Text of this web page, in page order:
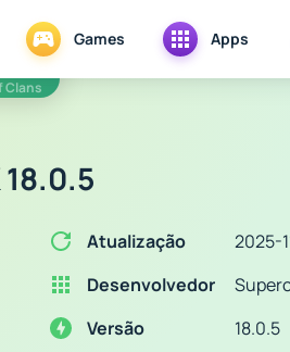
Games Apps
Clans
Atualização
2025-
Desenvolvedor
Versão
18.0.5